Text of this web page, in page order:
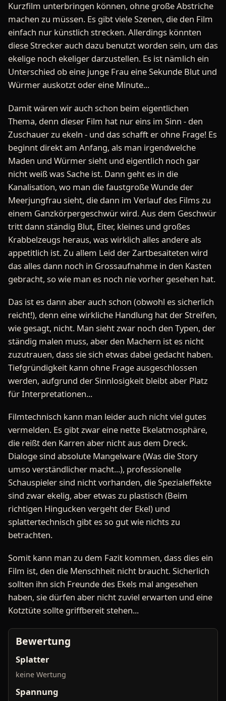
Kurzfilm unterbringen können, ohne große Abstriche
machen zu müssen. Es gibt viele Szenen, die den Film
einfach nur künstlich strecken. Allerdings könnten
diese Strecker auch dazu benutzt worden sein, um das
ekelige noch ekeliger darzustellen. Es ist nämlich ein
Unterschied ob eine junge Frau eine Sekunde Blut und
Würmer auskotzt oder eine Minute...
Damit wären wir auch schon beim eigentlichen
Thema, denn dieser Film hat nur eins im Sinn - den
Zuschauer zu ekeln - und das schafft er ohne Frage! Es
beginnt direkt am Anfang, als man irgendwelche
Maden und Würmer sieht und eigentlich noch gar
nicht weiß was Sache ist. Dann geht es in die
Kanalisation, wo man die faustgroße Wunde der
Meerjungfrau sieht, die dann im Verlauf des Films zu
einem Ganzkörpergeschwür wird. Aus dem Geschwür
tritt dann ständig Blut, Eiter, kleines und großes
Krabbelzeugs heraus, was wirklich alles andere als
appetitlich ist. Zu allem Leid der Zartbesaiteten wird
das alles dann noch in Grossaufnahme in den Kasten
gebracht, so wie man es noch nie vorher gesehen hat.
Das ist es dann aber auch schon (obwohl es sicherlich
reicht!), denn eine wirkliche Handlung hat der Streifen,
wie gesagt, nicht. Man sieht zwar noch den Typen, der
ständig malen muss, aber den Machern ist es nicht
zuzutrauen, dass sie sich etwas dabei gedacht haben.
Tiefgründigkeit kann ohne Frage ausgeschlossen
werden, aufgrund der Sinnlosigkeit bleibt aber Platz
für Interpretationen...
Filmtechnisch kann man leider auch nicht viel gutes
vermelden. Es gibt zwar eine nette Ekelatmosphäre,
die reißt den Karren aber nicht aus dem Dreck.
Dialoge sind absolute Mangelware (Was die Story
umso verständlicher macht...), professionelle
Schauspieler sind nicht vorhanden, die Spezialeffekte
sind zwar ekelig, aber etwas zu plastisch (Beim
richtigen Hingucken vergeht der Ekel) und
splattertechnisch gibt es so gut wie nichts zu
betrachten.
Somit kann man zu dem Fazit kommen, dass dies ein
Film ist, den die Menschheit nicht braucht. Sicherlich
sollten ihn sich Freunde des Ekels mal angesehen
haben, sie dürfen aber nicht zuviel erwarten und eine
Kotztüte sollte griffbereit stehen...
Bewertung
Splatter
keine Wertung
Spannung